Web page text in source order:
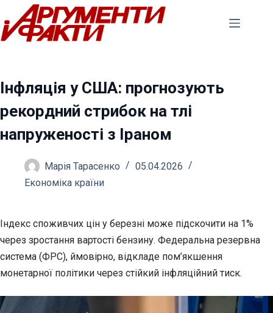
Перейти
до
вмісту
Інфляція у США: прогнозують
рекордний стрибок на тлі
напруженості з Іраном
Марія Тарасенко
05.04.2026
Економіка країни
Індекс споживчих цін у березні може підскочити на 1%
через зростання вартості бензину. Федеральна резервна
система (ФРС), ймовірно, відкладе пом’якшення
монетарної політики через стійкий інфляційний тиск.